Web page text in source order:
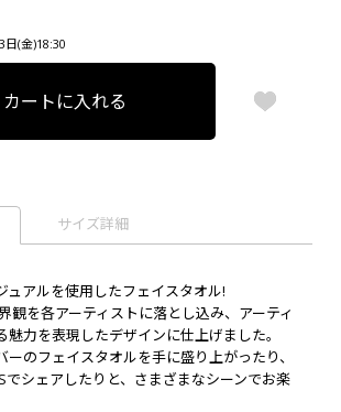
日(金)18:30
カートに入れる
サイズ詳細
ュアルを使用したフェイスタオル!
観を各アーティストに落とし込み、アーティ
魅力を表現したデザインに仕上げました。
ーのフェイスタオルを手に盛り上がったり、
でシェアしたりと、さまざまなシーンでお楽